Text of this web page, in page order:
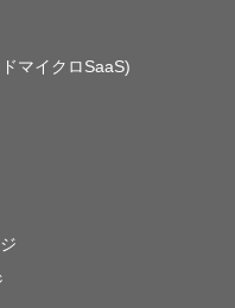
マイクロSaaS)